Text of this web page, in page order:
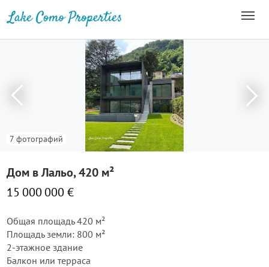
7 фотографий
Дом в Лальо, 420 м²
15 000 000 €
Общая площадь 420 м²
Площадь земли: 800 м²
2-этажное здание
Балкон или терраса